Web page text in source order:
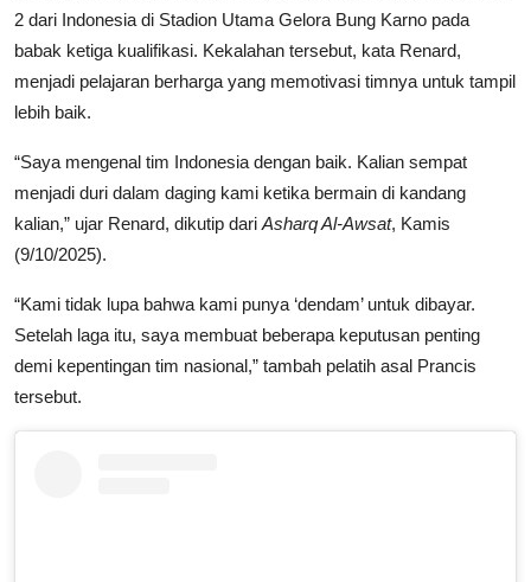
2 dari Indonesia di Stadion Utama Gelora Bung Karno pada
babak ketiga kualifikasi. Kekalahan tersebut, kata Renard,
menjadi pelajaran berharga yang memotivasi timnya untuk tampil
lebih baik.
“Saya mengenal tim Indonesia dengan baik. Kalian sempat
menjadi duri dalam daging kami ketika bermain di kandang
kalian,” ujar Renard, dikutip dari Asharq Al-Awsat, Kamis
(9/10/2025).
“Kami tidak lupa bahwa kami punya ‘dendam’ untuk dibayar.
Setelah laga itu, saya membuat beberapa keputusan penting
demi kepentingan tim nasional,” tambah pelatih asal Prancis
tersebut.